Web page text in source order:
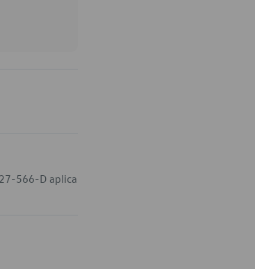
566-D aplica